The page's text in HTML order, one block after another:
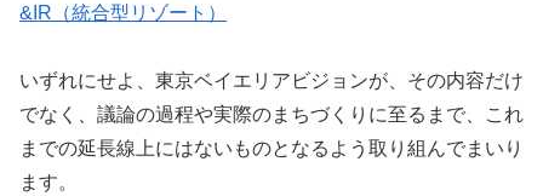
&IR（統合型リゾート）
いずれにせよ、東京ベイエリアビジョンが、その内容だけ
でなく、議論の過程や実際のまちづくりに至るまで、これ
までの延長線上にはないものとなるよう取り組んでまいり
ます。